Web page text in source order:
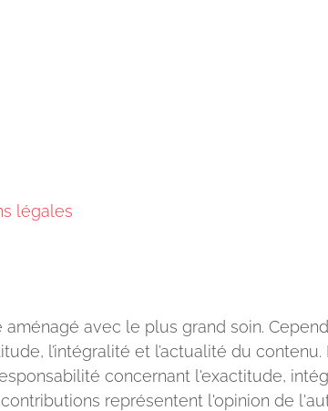
légales
avec le plus grand soin.
l’intégralité et l’actualité du contenu.
concernant l'exactitude,
représentent l'opinion de